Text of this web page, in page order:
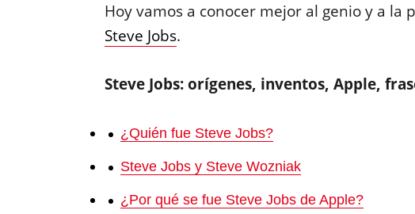
Hoy vamos a conocer mejor al genio y a
Steve Jobs.
Steve Jobs: orígenes, inventos, Apple,
¿Quién fue Steve Jobs?
Steve Jobs y Steve Wozniak
¿Por qué se fue Steve Jobs de Apple?